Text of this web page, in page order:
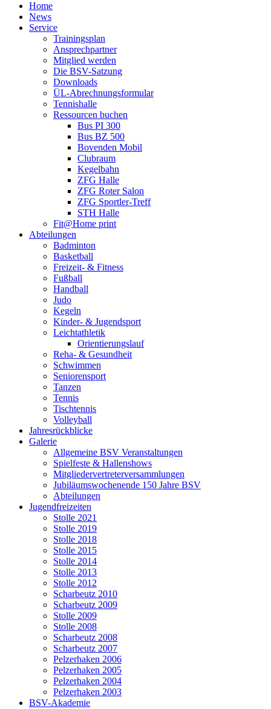
Home
News
Service
Trainingsplan
Ansprechpartner
Mitglied werden
Die BSV-Satzung
Downloads
ÜL-Abrechnungsformular
Tennishalle
Ressourcen buchen
Bus PI 300
Bus BZ 500
Bovenden Mobil
Clubraum
Kegelbahn
ZFG Halle
ZFG Roter Salon
ZFG Sportler-Treff
STH Halle
Fit@Home print
Abteilungen
Badminton
Basketball
Freizeit- & Fitness
Fußball
Handball
Judo
Kegeln
Kinder- & Jugendsport
Leichtathletik
Orientierungslauf
Reha- & Gesundheit
Schwimmen
Seniorensport
Tanzen
Tennis
Tischtennis
Volleyball
Jahresrückblicke
Galerie
Allgemeine BSV Veranstaltungen
Spielfeste & Hallenshows
Mitgliedervertreterversammlungen
Jubiläumswochenende 150 Jahre BSV
Abteilungen
Jugendfreizeiten
Stolle 2021
Stolle 2019
Stolle 2018
Stolle 2015
Stolle 2014
Stolle 2013
Stolle 2012
Scharbeutz 2010
Scharbeutz 2009
Stolle 2009
Stolle 2008
Scharbeutz 2008
Scharbeutz 2007
Pelzerhaken 2006
Pelzerhaken 2005
Pelzerhaken 2004
Pelzerhaken 2003
BSV-Akademie